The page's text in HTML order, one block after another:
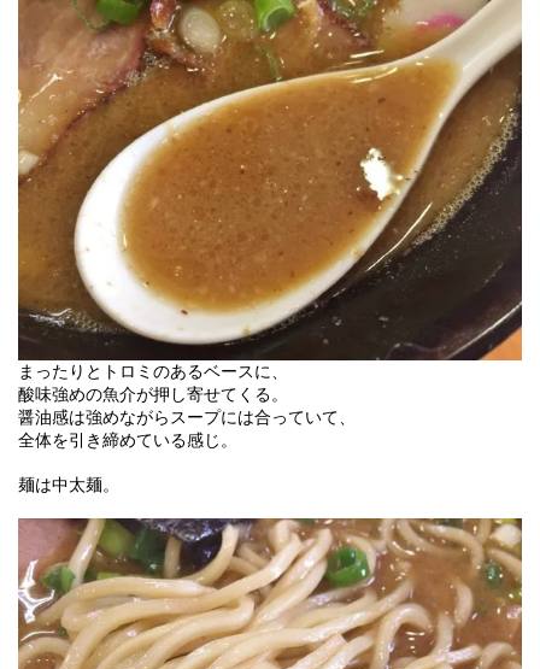
まったりとトロミのあるベースに、
酸味強めの魚介が押し寄せてくる。
醤油感は強めながらスープには合っていて、
全体を引き締めている感じ。
麺は中太麺。